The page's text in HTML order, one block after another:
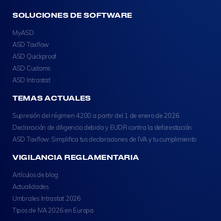
SOLUCIONES DE SOFTWARE
MyASD
ASD Taxflow
ASD Quickproof
ASD Customs
ASD Intrastat
TEMAS ACTUALES
Supresión del régimen 4200 a partir del 1 de enero de 2026
Declaración de diligencia debida y EUDR contra la deforestación
ASD Taxflow: Simplifica tus declaraciones de IVA y tu cumplimiento
VIGILANCIA REGLAMENTARIA
Artículos de blog
Actualidades
Umbrales Intrastat 2026
Tipos de IVA 2026 en Europa